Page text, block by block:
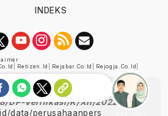
INDEKS
Retizen.id Rejabar.co.id Rejogja.co.id
oleh Dewan Pers
DP-Verifikasi/K/XII/2022
data/perusahaanpers